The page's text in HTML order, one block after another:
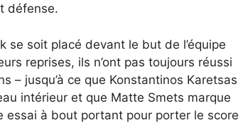
défense.
se soit placé devant le but de l’équipe
reprises, ils n’ont pas toujours réussi
– jusqu’à ce que Konstantinos Karetsas
intérieur et que Matte Smets marque
essai à bout portant pour porter le score